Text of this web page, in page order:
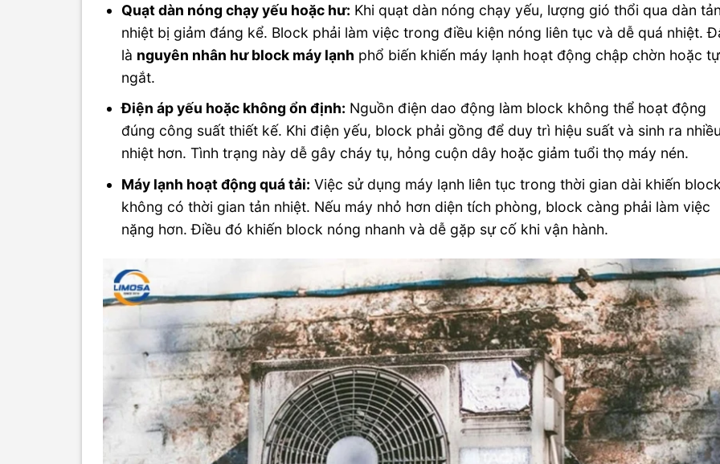
Quạt dàn nóng chạy yếu hoặc hư: Khi quạt dàn nóng chạy yếu, lượng gió thổi qua dàn
nhiệt bị giảm đáng kể. Block phải làm việc trong điều kiện nóng liên tục và dễ quá nhiệt.
là nguyên nhân hư block máy lạnh phổ biến khiến máy lạnh hoạt động chập chờn hoặc tự
ngắt.
Điện áp yếu hoặc không ổn định: Nguồn điện dao động làm block không thể hoạt động
đúng công suất thiết kế. Khi điện yếu, block phải gồng để duy trì hiệu suất và sinh ra
nhiệt hơn. Tình trạng này dễ gây cháy tụ, hỏng cuộn dây hoặc giảm tuổi thọ máy nén.
Máy lạnh hoạt động quá tải: Việc sử dụng máy lạnh liên tục trong thời gian dài khiến
không có thời gian tản nhiệt. Nếu máy nhỏ hơn diện tích phòng, block càng phải làm việc
nặng hơn. Điều đó khiến block nóng nhanh và dễ gặp sự cố khi vận hành.